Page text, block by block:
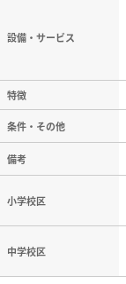
設備・サービス
特徴
条件・その他
備考
小学校区
中学校区